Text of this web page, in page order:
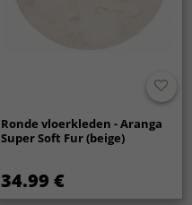
Ronde vloerkleden - Aranga
Super Soft Fur (beige)
34.99 €